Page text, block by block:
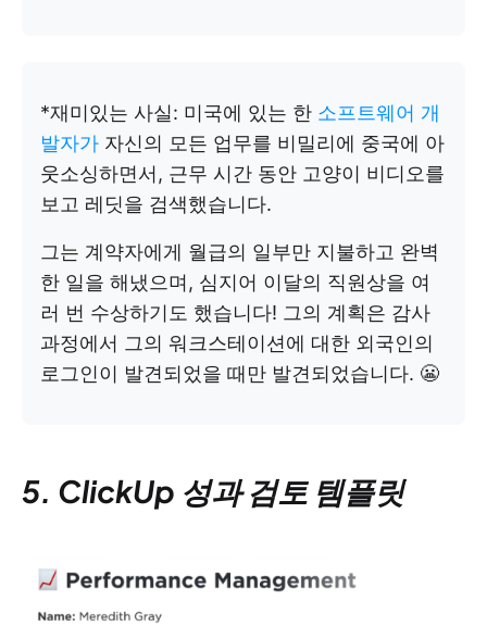
*재미있는 사실: 미국에 있는 한 소프트웨어 개
발자가 자신의 모든 업무를 비밀리에 중국에 아
웃소싱하면서, 근무 시간 동안 고양이 비디오를
보고 레딧을 검색했습니다.
그는 계약자에게 월급의 일부만 지불하고 완벽
한 일을 해냈으며, 심지어 이달의 직원상을 여
러 번 수상하기도 했습니다! 그의 계획은 감사
과정에서 그의 워크스테이션에 대한 외국인의
로그인이 발견되었을 때만 발견되었습니다. 😬
5. ClickUp 성과 검토 템플릿